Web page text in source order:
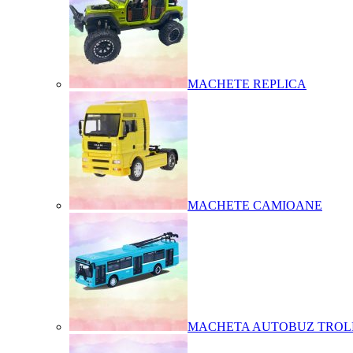
MACHETE REPLICA
MACHETE CAMIOANE
MACHETA AUTOBUZ